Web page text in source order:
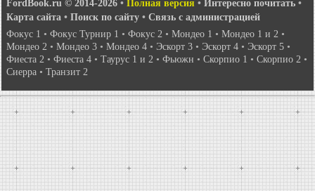
FordBook.ru © 2014-2026 • Полная версия • Интересно почитать •
Карта сайта • Поиск по сайту • Связь с администрацией
Фокус 1 • Фокус Турнир 1 • Фокус 2 • Мондео 1 • Мондео 1 и 2 •
Мондео 2 • Мондео 3 • Мондео 4 • Эскорт 3 • Эскорт 4 • Эскорт 5 •
Фиеста 2 • Фиеста 4 • Таурус 1 и 2 • Фьюжн • Скорпио 1 • Скорпио 2 •
Сиерра • Транзит 2